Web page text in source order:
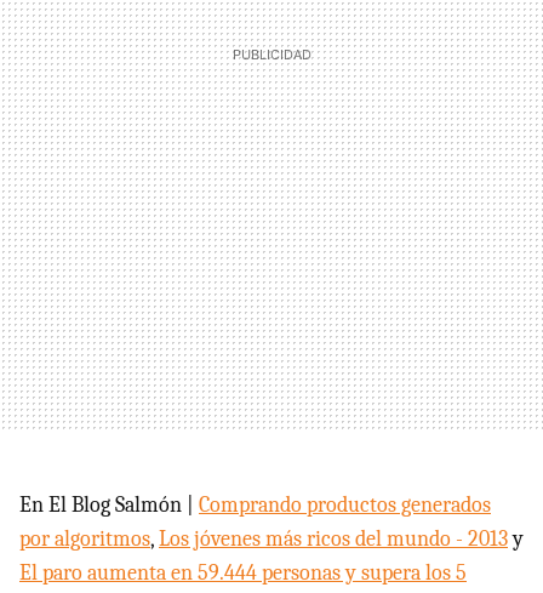
En El Blog Salmón | Comprando productos generados
por algoritmos,Los jóvenes más ricos del mundo - 2013y
El paro aumenta en 59.444 personas y supera los 5